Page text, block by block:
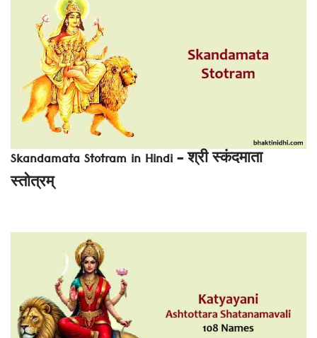
Skandamata Stotram in Hindi – श्री स्कंदमाता
स्तोत्रम्